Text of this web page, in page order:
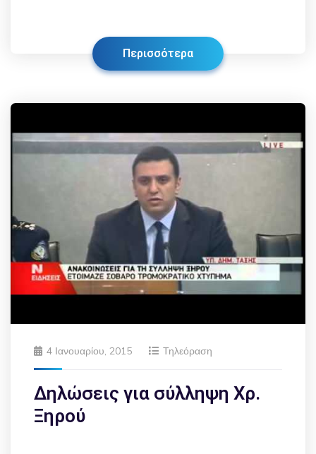
Περισσότερα
4 Ιανουαρίου, 2015 Τηλεόραση
Δηλώσεις για σύλληψη Χρ.
Ξηρού